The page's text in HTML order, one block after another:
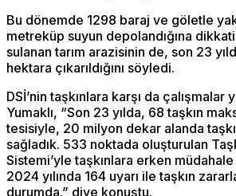
Bu dönemde 1298 baraj ve göletle
metreküp suyun depolandığına
sulanan tarım arazisinin de, son 23
hektara çıkarıldığını söyledi.
DSİ’nin taşkınlara karşı da çalışmalar
Yumaklı, “Son 23 yılda, 68 taşkın
tesisiyle, 20 milyon dekar alanda
sağladık. 533 noktada oluşturulan
Sistemi’yle taşkınlara erken
2024 yılında 164 uyarı ile taşkın
durumda.” diye konuştu.